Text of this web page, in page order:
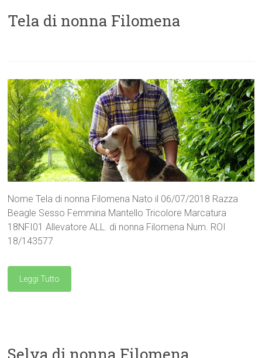
Tela di nonna Filomena
Nome Tela di nonna Filomena Nato il 06/07/2018 Razza
Beagle Sesso Femmina Mantello Tricolore Marcatura
18NFI01 Allevatore ALL. di nonna Filomena Num. ROI
18/143577
Leggi Tutto